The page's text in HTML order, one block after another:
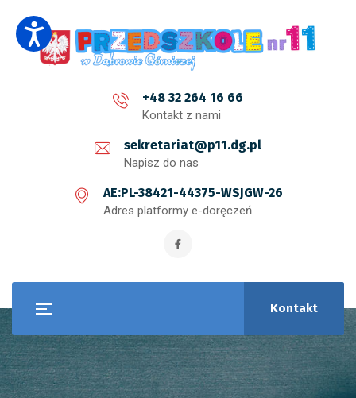
+48 32 264 16 66
Kontakt z nami
sekretariat@p11.dg.pl
Napisz do nas
AE:PL-38421-44375-WSJGW-26
Adres platformy e-doręczeń
Kontakt